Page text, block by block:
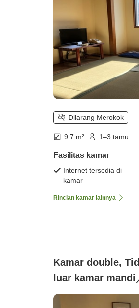
Dilarang Merokok
9,7 m² 1–3 tamu
Fasilitas kamar
Internet tersedia di
kamar
Rincian kamar lainnya
Kamar double,
luar kamar mandi
toilet bersama】